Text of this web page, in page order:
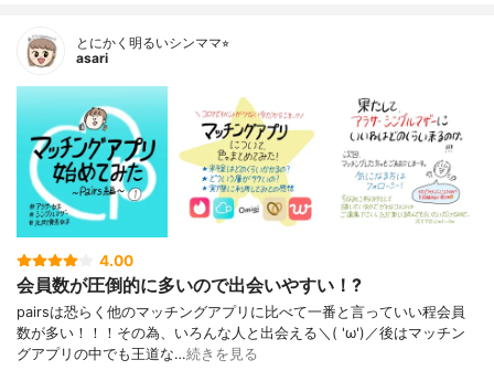
とにかく明るいシンママ⭐︎
asari
4.00
会員数が圧倒的に多いので出会いやすい！?
pairsは恐らく他のマッチングアプリに比べて一番と言っていい程会員
数が多い！！！その為、いろんな人と出会える＼( 'ω')／後はマッチン
グアプリの中でも王道な…続きを見る